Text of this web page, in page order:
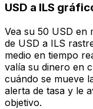
USD a ILS
Vea su 50 USD en
de USD a ILS
medio en tiempo
valía su dinero en
cuándo se mueve
alerta de tasa y le
objetivo.